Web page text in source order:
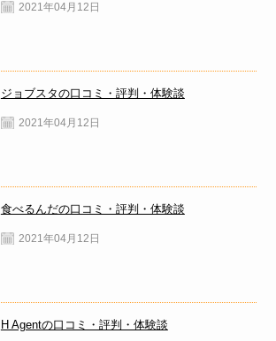
2021年04月12日
ジョブスタの口コミ・評判・体験談
2021年04月12日
食べるんだの口コミ・評判・体験談
2021年04月12日
H Agentの口コミ・評判・体験談